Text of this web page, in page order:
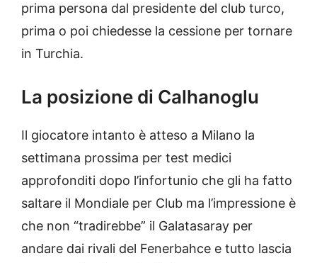
prima persona dal presidente del club turco,
prima o poi chiedesse la cessione per tornare
in Turchia.
La posizione di Calhanoglu
Il giocatore intanto è atteso a Milano la
settimana prossima per test medici
approfonditi dopo l’infortunio che gli ha fatto
saltare il Mondiale per Club ma l’impressione è
che non “tradirebbe” il Galatasaray per
andare dai rivali del Fenerbahce e tutto lascia